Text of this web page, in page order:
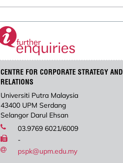
CENTRE FOR CORPORATE STRATEGY AND
RELATIONS
Universiti Putra Malaysia
43400 UPM Serdang
Selangor Darul Ehsan
03.9769 6021/6009
-
pspk@upm.edu.my